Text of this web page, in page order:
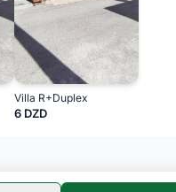
Villa R+Duplex
6 DZD